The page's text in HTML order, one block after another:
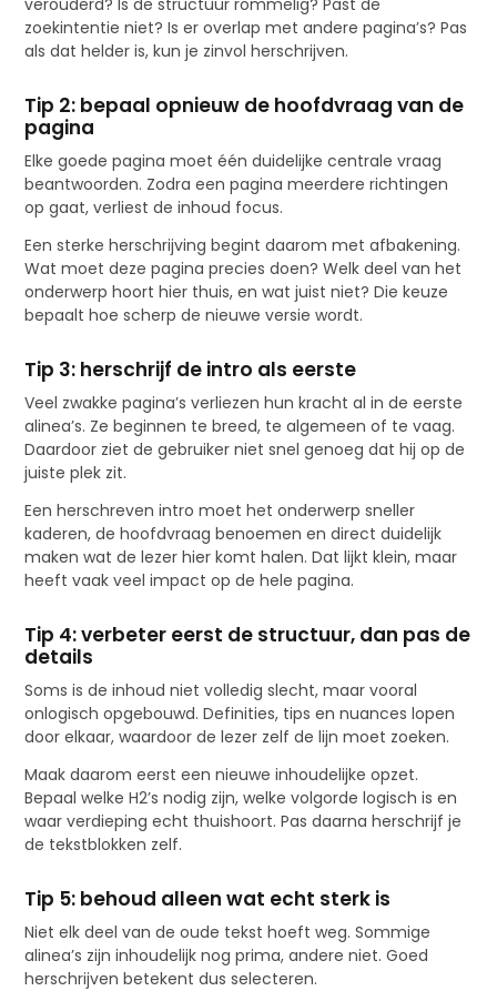
zoekintentie niet? Is er overlap met andere pagina’s? Pas
als dat helder is, kun je zinvol herschrijven.
Tip 2: bepaal opnieuw de hoofdvraag van de
pagina
Elke goede pagina moet één duidelijke centrale vraag
beantwoorden. Zodra een pagina meerdere richtingen
op gaat, verliest de inhoud focus.
Een sterke herschrijving begint daarom met afbakening.
Wat moet deze pagina precies doen? Welk deel van het
onderwerp hoort hier thuis, en wat juist niet? Die keuze
bepaalt hoe scherp de nieuwe versie wordt.
Tip 3: herschrijf de intro als eerste
Veel zwakke pagina’s verliezen hun kracht al in de eerste
alinea’s. Ze beginnen te breed, te algemeen of te vaag.
Daardoor ziet de gebruiker niet snel genoeg dat hij op de
juiste plek zit.
Een herschreven intro moet het onderwerp sneller
kaderen, de hoofdvraag benoemen en direct duidelijk
maken wat de lezer hier komt halen. Dat lijkt klein, maar
heeft vaak veel impact op de hele pagina.
Tip 4: verbeter eerst de structuur, dan pas de
details
Soms is de inhoud niet volledig slecht, maar vooral
onlogisch opgebouwd. Definities, tips en nuances lopen
door elkaar, waardoor de lezer zelf de lijn moet zoeken.
Maak daarom eerst een nieuwe inhoudelijke opzet.
Bepaal welke H2’s nodig zijn, welke volgorde logisch is en
waar verdieping echt thuishoort. Pas daarna herschrijf je
de tekstblokken zelf.
Tip 5: behoud alleen wat echt sterk is
Niet elk deel van de oude tekst hoeft weg. Sommige
alinea’s zijn inhoudelijk nog prima, andere niet. Goed
herschrijven betekent dus selecteren.